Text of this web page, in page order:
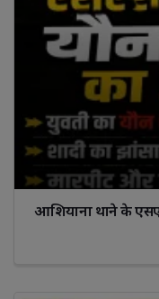
आशियाना थाने के